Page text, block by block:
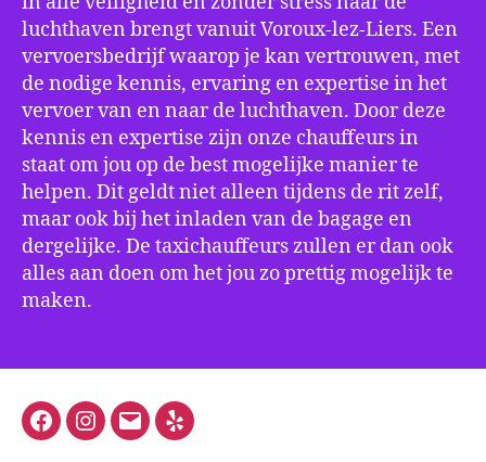
luchthaven brengt vanuit Voroux-lez-Liers. Een
vervoersbedrijf waarop je kan vertrouwen, met
de nodige kennis, ervaring en expertise in het
vervoer van en naar de luchthaven. Door deze
kennis en expertise zijn onze chauffeurs in
staat om jou op de best mogelijke manier te
helpen. Dit geldt niet alleen tijdens de rit zelf,
maar ook bij het inladen van de bagage en
dergelijke. De taxichauffeurs zullen er dan ook
alles aan doen om het jou zo prettig mogelijk te
maken.
FacebookInstagram
E-
Yelp